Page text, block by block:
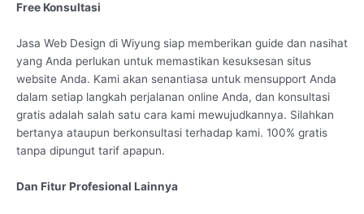
Free Konsultasi
Jasa Web Design di Wiyung siap memberikan guide dan nasihat
yang Anda perlukan untuk memastikan kesuksesan situs
website Anda. Kami akan senantiasa untuk mensupport Anda
dalam setiap langkah perjalanan online Anda, dan konsultasi
gratis adalah salah satu cara kami mewujudkannya. Silahkan
bertanya ataupun berkonsultasi terhadap kami. 100% gratis
tanpa dipungut tarif apapun.
Dan Fitur Profesional Lainnya